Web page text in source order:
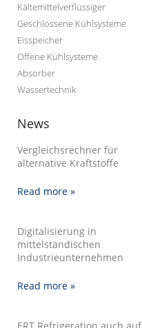
Kältemittelverflüssiger
Geschlossene Kühlsysteme
Eisspeicher
Offene Kühlsysteme
Absorber
Wassertechnik
News
Vergleichsrechner für
alternative Kraftstoffe
Read more »
Digitalisierung in
mittelständischen
Industrieunternehmen
Read more »